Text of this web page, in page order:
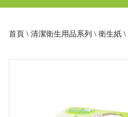
衛
生
紙
首頁\清潔衛生用品系列 \衛生紙\